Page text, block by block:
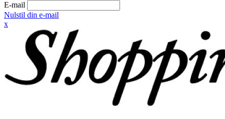
E-mail
Nulstil din e-mail
x